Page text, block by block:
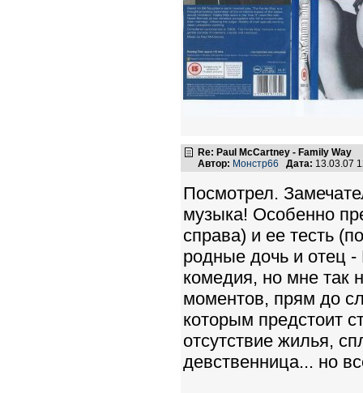
Re: Paul McCartney - Family Way
Автор: Монстр66 Дата: 13.03.07
Посмотрел.
музыка! Особенно
справа) и ее тесть
родные дочь и отец
комедия, но мне так
моментов, прям до
которым предстоит
отсутствие жилья,
девственница... но